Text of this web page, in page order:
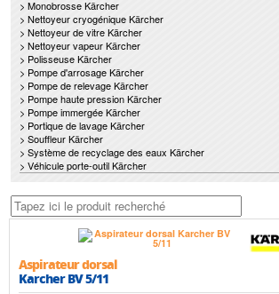
> Monobrosse Kärcher
> Nettoyeur cryogénique Kärcher
> Nettoyeur de vitre Kärcher
> Nettoyeur vapeur Kärcher
> Polisseuse Kärcher
> Pompe d'arrosage Kärcher
> Pompe de relevage Kärcher
> Pompe haute pression Kärcher
> Pompe immergée Kärcher
> Portique de lavage Kärcher
> Souffleur Kärcher
> Système de recyclage des eaux Kärcher
> Véhicule porte-outil Kärcher
Aspirateur dorsal
Karcher BV 5/11